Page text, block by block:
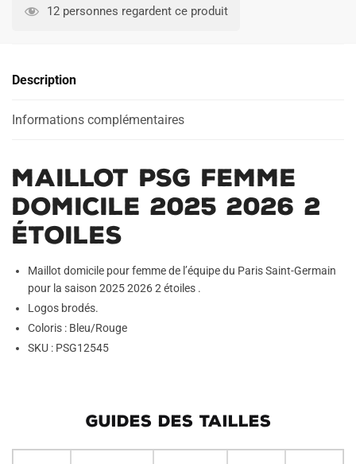
PSG
2026
étoiles
n
t
e
:
12 personnes regardent ce produit
Description
Informations complémentaires
Maillot PSG Femme
Domicile 2025 2026 2
étoiles
Maillot domicile pour femme de l’équipe du Paris Saint-Germain
pour la saison 2025 2026 2 étoiles .
Logos brodés.
Coloris : Bleu/Rouge
SKU : PSG12545
GUIDES DES TAILLES